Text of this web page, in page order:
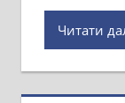
Читати